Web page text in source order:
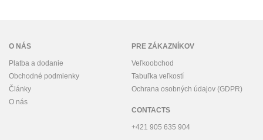
O NÁS
Platba a dodanie
Obchodné podmienky
Články
O nás
PRE ZÁKAZNÍKOV
Veľkoobchod
Tabuľka veľkostí
Ochrana osobných údajov (GDPR)
CONTACTS
+421 905 635 904